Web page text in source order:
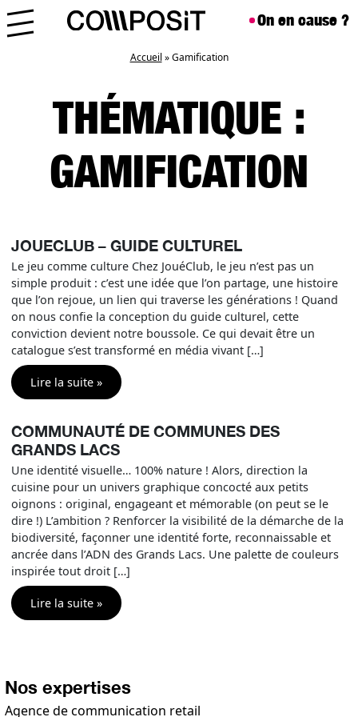
Aller au contenu
Skip to footer
On en cause ?
Accueil »Gamification
THÉMATIQUE :
GAMIFICATION
JOUECLUB – GUIDE CULTUREL
Le jeu comme culture Chez JouéClub, le jeu n’est pas un
simple produit : c’est une idée que l’on partage, une histoire
que l’on rejoue, un lien qui traverse les générations ! Quand
on nous confie la conception du guide culturel, cette
conviction devient notre boussole. Ce qui devait être un
catalogue s’est transformé en média vivant […]
Lire la suite »
COMMUNAUTÉ DE COMMUNES DES
GRANDS LACS
Une identité visuelle… 100% nature ! Alors, direction la
cuisine pour un univers graphique concocté aux petits
oignons : original, engageant et mémorable (on peut se le
dire !) L’ambition ? Renforcer la visibilité de la démarche de la
biodiversité, façonner une identité forte, reconnaissable et
ancrée dans l’ADN des Grands Lacs. Une palette de couleurs
inspirée tout droit […]
Lire la suite »
Nos expertises
Agence de communication retail